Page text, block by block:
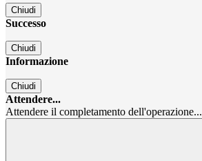
Chiudi
Successo
Chiudi
Informazione
Chiudi
Attendere...
Attendere il completamento dell'operazione...